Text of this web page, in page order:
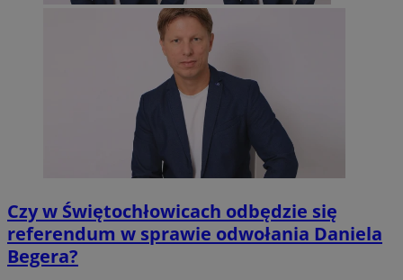
Czy w Świętochłowicach odbędzie się
referendum w sprawie odwołania Daniela
Begera?